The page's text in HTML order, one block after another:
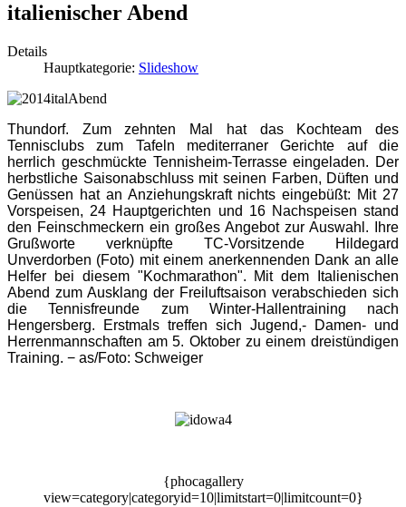
italienischer Abend
Details
Hauptkategorie: Slideshow
Thundorf. Zum zehnten Mal hat das Kochteam des
Tennisclubs zum Tafeln mediterraner Gerichte auf die
herrlich geschmückte Tennisheim-Terrasse eingeladen. Der
herbstliche Saisonabschluss mit seinen Farben, Düften und
Genüssen hat an Anziehungskraft nichts eingebüßt: Mit 27
Vorspeisen, 24 Hauptgerichten und 16 Nachspeisen stand
den Feinschmeckern ein großes Angebot zur Auswahl. Ihre
Grußworte verknüpfte TC-Vorsitzende
Hildegard
Unverdorben (Foto) mit einem anerkennenden Dank an alle
Helfer bei diesem "Kochmarathon". Mit dem Italienischen
Abend zum Ausklang der Freiluftsaison verabschieden sich
die Tennisfreunde zum Winter-Hallentraining nach
Hengersberg. Erstmals treffen sich Jugend,- Damen- und
Herrenmannschaften am 5. Oktober zu einem dreistündigen
Training. − as/Foto: Schweiger
{phocagallery
view=category|categoryid=10|limitstart=0|limitcount=0}